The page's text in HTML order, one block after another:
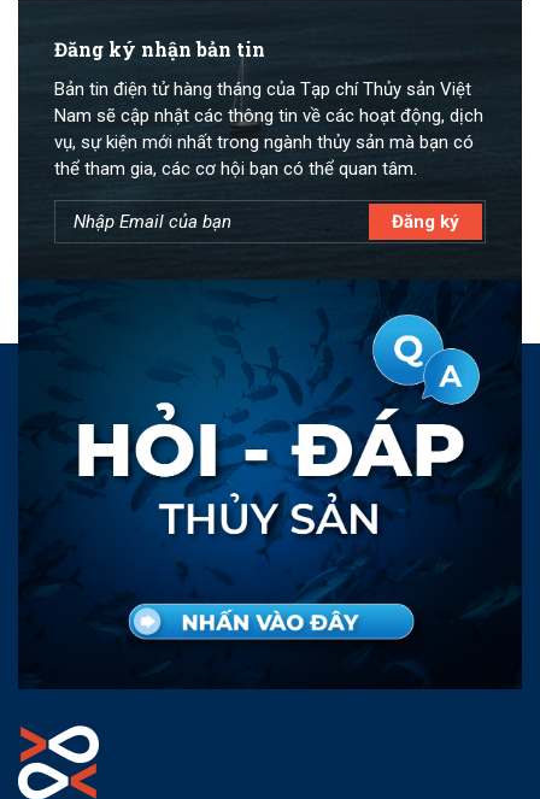
Đăng ký nhận bản tin
Bản tin điện tử hàng tháng của Tạp chí Thủy sản Việt
Nam sẽ cập nhật các thông tin về các hoạt động, dịch
vụ, sự kiện mới nhất trong ngành thủy sản mà bạn có
thể tham gia, các cơ hội bạn có thể quan tâm.